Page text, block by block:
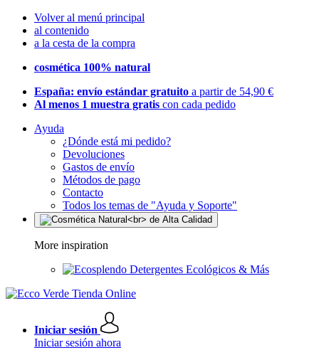
Volver al menú principal
al contenido
a la cesta de la compra
cosmética 100% natural
España: envío estándar gratuito a partir de 54,90 €
Al menos 1 muestra gratis con cada pedido
Ayuda
¿Dónde está mi pedido?
Devoluciones
Gastos de envío
Métodos de pago
Contacto
Todos los temas de "Ayuda y Soporte"
More inspiration
Detergentes Ecológicos & Más
Iniciar sesión
Iniciar sesión ahora